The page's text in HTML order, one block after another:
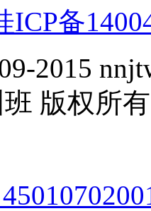
ICP备
2015
版权所有